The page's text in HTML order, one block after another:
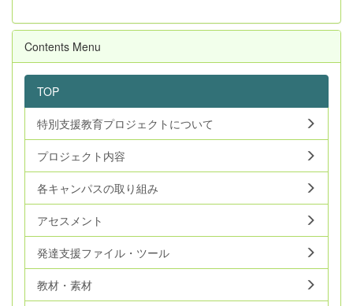
Contents Menu
TOP
特別支援教育プロジェクトについて
プロジェクト内容
各キャンパスの取り組み
アセスメント
発達支援ファイル・ツール
教材・素材